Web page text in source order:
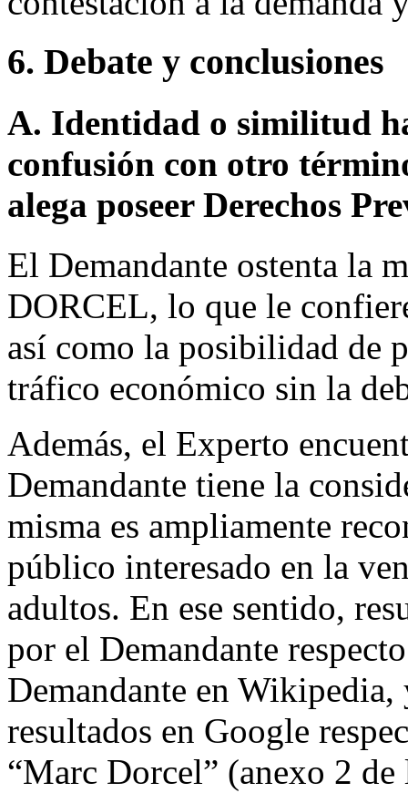
6. Debate y conclusiones
A. Identidad o similitud
confusión con otro
alega poseer Derechos
El Demandante ostenta la
DORCEL, lo que le
así como la posibilidad de
tráfico económico sin la
Además, el Experto
Demandante tiene la
misma es ampliamente
público interesado en la
adultos. En ese sentido,
por el Demandante
Demandante en
resultados en Google
“Marc Dorcel” (anexo 2 de